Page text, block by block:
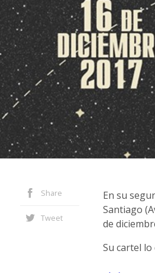
Share
Tweet
En su
Santiago
de
Su cartel lo